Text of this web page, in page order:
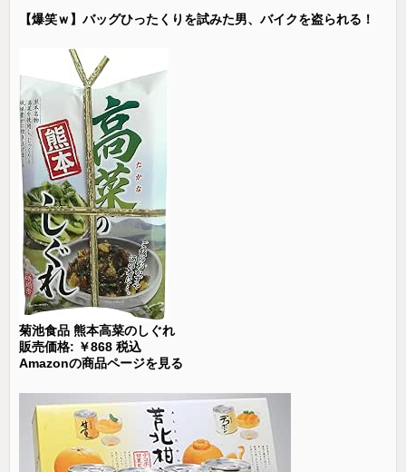
【爆笑ｗ】バッグひったくりを試みた男、バイクを盗られる！
菊池食品 熊本高菜のしぐれ
販売価格: ￥868 税込
Amazonの商品ページを見る